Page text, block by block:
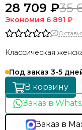
28 709 ₽35
Экономия 6 891 ₽
Классическая
Под заказ 3-5
В корзину
Заказ в
Заказ в